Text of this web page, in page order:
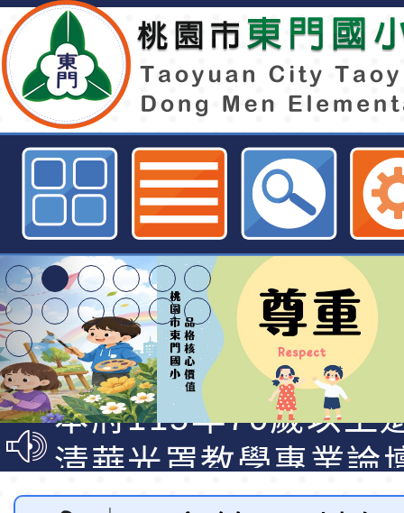
轉知國立中央大學辦理115年度環
才培育課程「資源循環」加值課程
全球資訊網
轉知臺中市政府政風
光城市手牽手，綠能
走」動畫影片
本府115年70歲以上
員健康講座「吃得安
心」，請退休同仁踴
清華光罩教學專業論
動時代中的好老師：
轉環境部「淨零綠領